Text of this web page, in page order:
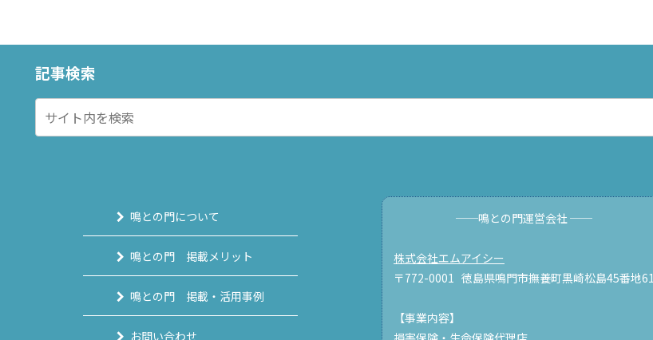
記事検索
鳴との門について
鳴との門 掲載メリット
鳴との門 掲載・活用事例
お問い合わせ
──鳴との門運営会社 ──
株式会社エムアイシー
〒772-0001 徳島県鳴門市撫養町黒崎松島45番地61
【事業内容】